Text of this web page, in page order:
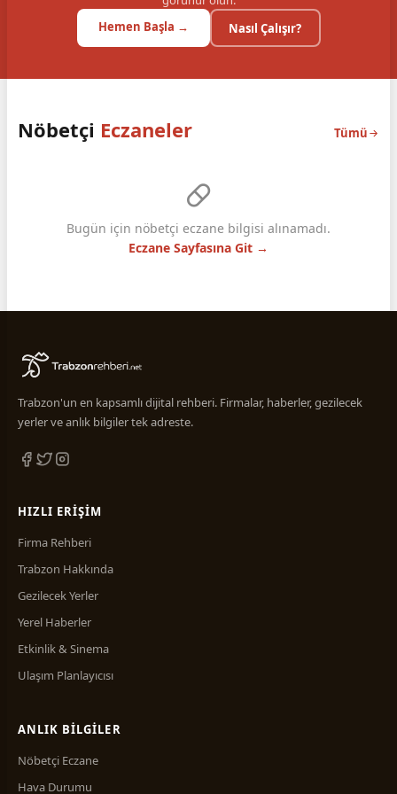
Hemen Başla →
Nasıl Çalışır?
Nöbetçi Eczaneler Tümü
Bugün için nöbetçi eczane bilgisi alınamadı.
Eczane Sayfasına Git →
Trabzon'un en kapsamlı dijital rehberi. Firmalar, haberler, gezilecek
yerler ve anlık bilgiler tek adreste.
HIZLI ERIŞIM
Firma Rehberi
Trabzon Hakkında
Gezilecek Yerler
Yerel Haberler
Etkinlik & Sinema
Ulaşım Planlayıcısı
ANLIK BILGILER
Nöbetçi Eczane
Hava Durumu